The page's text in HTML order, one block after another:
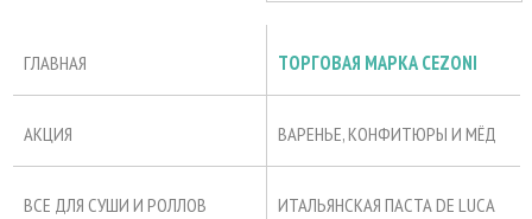
ГЛАВНАЯ ТОРГОВАЯ МАРКА CEZONI
АКЦИЯ ВАРЕНЬЕ, КОНФИТЮРЫ И МЁД
ВСЕ ДЛЯ СУШИ И РОЛЛОВ ИТАЛЬЯНСКАЯ ПАСТА DE LUCA